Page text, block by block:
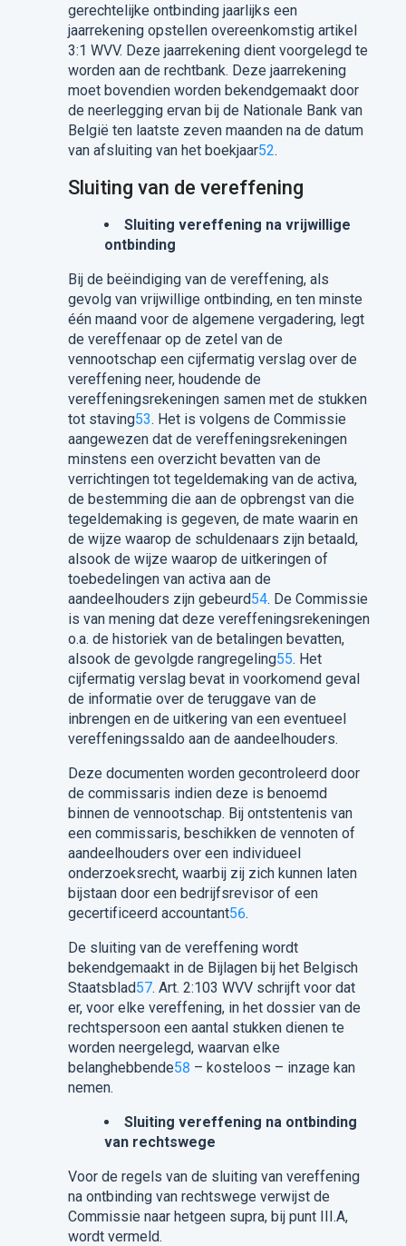
gerechtelijke ontbinding jaarlijks een
jaarrekening opstellen overeenkomstig artikel
3:1 WVV. Deze jaarrekening dient voorgelegd te
worden aan de rechtbank. Deze jaarrekening
moet bovendien worden bekendgemaakt door
de neerlegging ervan bij de Nationale Bank van
België ten laatste zeven maanden na de datum
van afsluiting van het boekjaar52.
Sluiting van de vereffening
Sluiting vereffening na vrijwillige
ontbinding
Bij de beëindiging van de vereffening, als
gevolg van vrijwillige ontbinding, en ten minste
één maand voor de algemene vergadering, legt
de vereffenaar op de zetel van de
vennootschap een cijfermatig verslag over de
vereffening neer, houdende de
vereffeningsrekeningen samen met de stukken
tot staving53. Het is volgens de Commissie
aangewezen dat de vereffeningsrekeningen
minstens een overzicht bevatten van de
verrichtingen tot tegeldemaking van de activa,
de bestemming die aan de opbrengst van die
tegeldemaking is gegeven, de mate waarin en
de wijze waarop de schuldenaars zijn betaald,
alsook de wijze waarop de uitkeringen of
toebedelingen van activa aan de
aandeelhouders zijn gebeurd54. De Commissie
is van mening dat deze vereffeningsrekeningen
o.a. de historiek van de betalingen bevatten,
alsook de gevolgde rangregeling55. Het
cijfermatig verslag bevat in voorkomend geval
de informatie over de teruggave van de
inbrengen en de uitkering van een eventueel
vereffeningssaldo aan de aandeelhouders.
Deze documenten worden gecontroleerd door
de commissaris indien deze is benoemd
binnen de vennootschap. Bij ontstentenis van
een commissaris, beschikken de vennoten of
aandeelhouders over een individueel
onderzoeksrecht, waarbij zij zich kunnen laten
bijstaan door een bedrijfsrevisor of een
gecertificeerd accountant56.
De sluiting van de vereffening wordt
bekendgemaakt in de Bijlagen bij het Belgisch
Staatsblad57. Art. 2:103 WVV schrijft voor dat
er, voor elke vereffening, in het dossier van de
rechtspersoon een aantal stukken dienen te
worden neergelegd, waarvan elke
belanghebbende58 – kosteloos – inzage kan
nemen.
Sluiting vereffening na ontbinding
van rechtswege
Voor de regels van de sluiting van vereffening
na ontbinding van rechtswege verwijst de
Commissie naar hetgeen supra, bij punt III.A,
wordt vermeld.